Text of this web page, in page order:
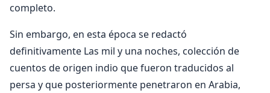
completo.
Sin embargo, en esta época se redactó
definitivamente Las mil y una noches, colección de
cuentos de origen indio que fueron traducidos al
persa y que posteriormente penetraron en Arabia,